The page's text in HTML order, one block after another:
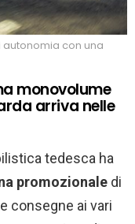
autonomia con una
monovolume
arriva nelle
tedesca ha
promozionale di
consegne ai vari